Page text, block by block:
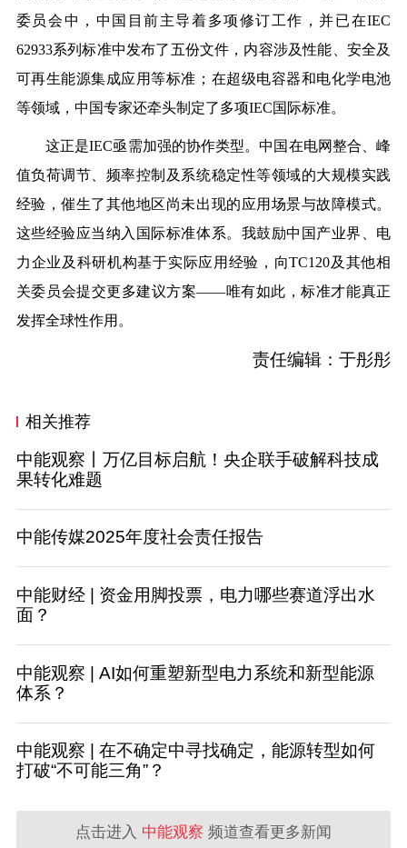
委员会中，中国目前主导着多项修订工作，并已在IEC
62933系列标准中发布了五份文件，内容涉及性能、安全及
可再生能源集成应用等标准；在超级电容器和电化学电池
等领域，中国专家还牵头制定了多项IEC国际标准。
这正是IEC亟需加强的协作类型。中国在电网整合、峰
值负荷调节、频率控制及系统稳定性等领域的大规模实践
经验，催生了其他地区尚未出现的应用场景与故障模式。
这些经验应当纳入国际标准体系。我鼓励中国产业界、电
力企业及科研机构基于实际应用经验，向TC120及其他相
关委员会提交更多建议方案——唯有如此，标准才能真正
发挥全球性作用。
责任编辑：于彤彤
相关推荐
中能观察丨万亿目标启航！央企联手破解科技成
果转化难题
中能传媒2025年度社会责任报告
中能财经 | 资金用脚投票，电力哪些赛道浮出水
面？
中能观察 | AI如何重塑新型电力系统和新型能源
体系？
中能观察 | 在不确定中寻找确定，能源转型如何
打破“不可能三角”？
点击进入 中能观察 频道查看更多新闻